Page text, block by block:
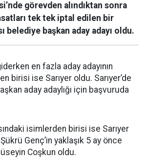
görevden alındıktan sonra
tek tek iptal edilen bir
belediye başkan aday adayı oldu.
en fazla aday adayının
birisi ise Sarıyer oldu. Sarıyer’de
aday adaylığı için başvuruda
isimlerden birisi ise Sarıyer
Genç’in yaklaşık 5 ay önce
Coşkun oldu.